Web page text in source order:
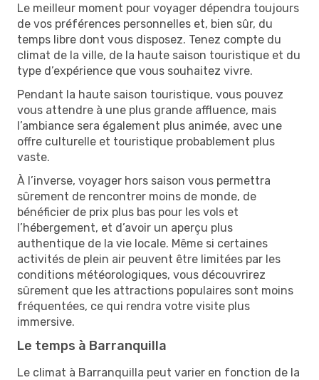
Le meilleur moment pour voyager dépendra toujours
de vos préférences personnelles et, bien sûr, du
temps libre dont vous disposez. Tenez compte du
climat de la ville, de la haute saison touristique et du
type d’expérience que vous souhaitez vivre.
Pendant la haute saison touristique, vous pouvez
vous attendre à une plus grande affluence, mais
l’ambiance sera également plus animée, avec une
offre culturelle et touristique probablement plus
vaste.
À l’inverse, voyager hors saison vous permettra
sûrement de rencontrer moins de monde, de
bénéficier de prix plus bas pour les vols et
l’hébergement, et d’avoir un aperçu plus
authentique de la vie locale. Même si certaines
activités de plein air peuvent être limitées par les
conditions météorologiques, vous découvrirez
sûrement que les attractions populaires sont moins
fréquentées, ce qui rendra votre visite plus
immersive.
Le temps à Barranquilla
Le climat à Barranquilla peut varier en fonction de la